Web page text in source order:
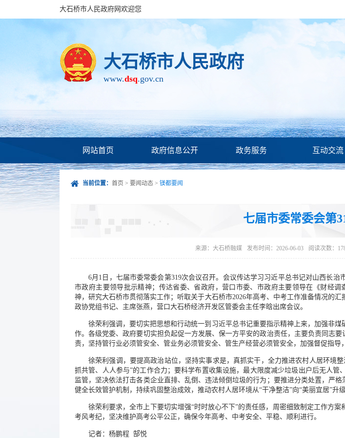
大石桥市人民政府网欢迎您
大石桥市人民政府
www.dsq.gov.cn
网站首页 政府信息公开 政务服务 互动交流
当前位置： 首页 > 要闻动态 > 镁都要闻
七届市委常委会第
来源： 大石桥融媒 发布时间：2026-06-03 阅读次数：
6月1日，七届市委常委会第319次会议召开。会议传达学习习近平总书记对山西长
市政府主要领导批示精神；传达省委、省政府，营口市委、市政府主要领导在《财经
神，研究大石桥市贯彻落实工作；听取关于大石桥市2026年高考、中考工作准备情况的
政协党组书记、主席张燕，营口大石桥经济开发区管委会主任李晗出席会议。
徐荣利强调，要切实把思想和行动统一到习近平总书记重要指示精神上来，加强非
作。各级党委、政府要切实担负起促一方发展、保一方平安的政治责任，主要负责同志
责，坚持管行业必须管安全、管业务必须管安全、管生产经营必须管安全，加强督促指
徐荣利强调，要提高政治站位，坚持实事求是，真抓实干，全力推进农村人居环境
抓共管、人人参与”的工作合力；要科学布置收集设施，最大限度减少垃圾出户后无人
监管，坚决依法打击各类企业直排、乱倒、违法倾倒垃圾的行为；要推进分类处置，严
健全长效管护机制，持续巩固整治成效，推动农村人居环境从“干净整洁”向“美丽宜居”升
徐荣利要求，全市上下要切实增强“时时放心不下”的责任感，周密细致制定工作方
考风考纪，坚决维护高考公平公正，确保今年高考、中考安全、平稳、顺利进行。
记者：杨鹏程 郜悦